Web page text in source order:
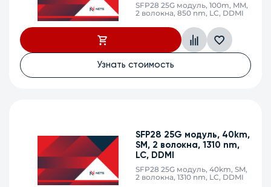
СброситьSFP28 25G модуль, 100m, MM,
2 волокна, 850 nm, LC, DDMI
Узнать стоимость
SFP28 25G модуль, 40km,
SM, 2 волокна, 1310 nm,
LC, DDMI
SFP28 25G модуль, 40km, SM,
2 волокна, 1310 nm, LC, DDMI